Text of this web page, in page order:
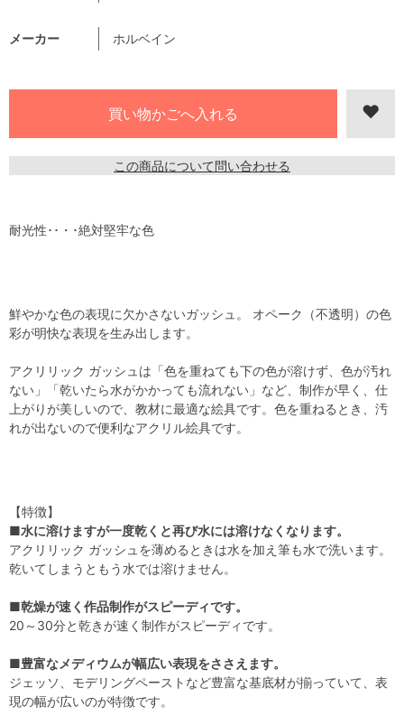
メーカー ホルベイン
この商品について問い合わせる
耐光性･･・･絶対堅牢な色
鮮やかな色の表現に欠かさないガッシュ。 オペーク（不透明）の色
彩が明快な表現を生み出します。
アクリリック ガッシュは「色を重ねても下の色が溶けず、色が汚れ
ない」「乾いたら水がかかっても流れない」など、制作が早く、仕
上がりが美しいので、教材に最適な絵具です。色を重ねるとき、汚
れが出ないので便利なアクリル絵具です。
【特徴】
■水に溶けますが一度乾くと再び水には溶けなくなります。
アクリリック ガッシュを薄めるときは水を加え筆も水で洗います。
乾いてしまうともう水では溶けません。
■乾燥が速く作品制作がスピーディです。
20～30分と乾きが速く制作がスピーディです。
■豊富なメディウムが幅広い表現をささえます。
ジェッソ、モデリングペーストなど豊富な基底材が揃っていて、表
現の幅が広いのが特徴です。